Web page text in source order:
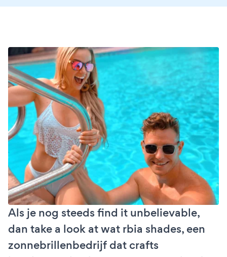
Als je nog steeds find it unbelievable,
dan take a look at wat rbia shades, een
zonnebrillenbedrijf dat crafts